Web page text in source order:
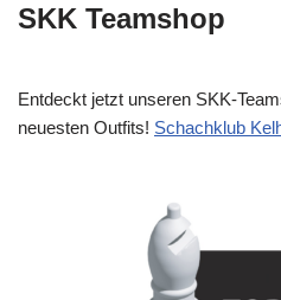
SKK Teamshop
Entdeckt jetzt unseren SKK-
neuesten Outfits! Schachklub